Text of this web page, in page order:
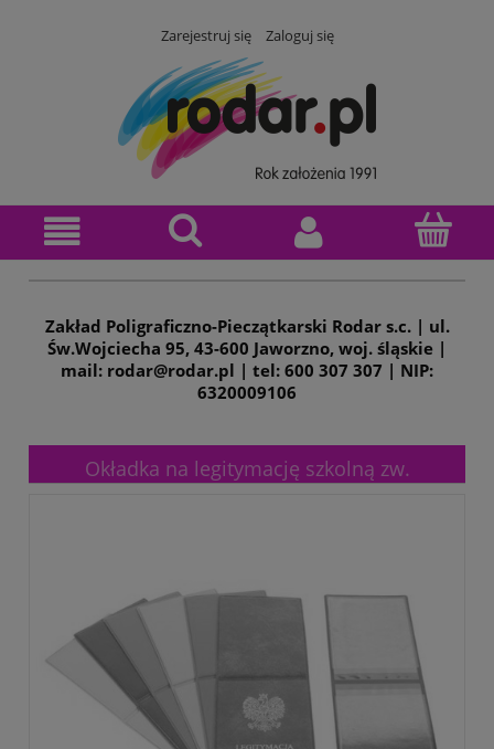
Zarejestruj się Zaloguj się
Zakład Poligraficzno-Pieczątkarski Rodar s.c. | ul.
Św.Wojciecha 95, 43-600 Jaworzno, woj. śląskie |
mail: rodar@rodar.pl | tel: 600 307 307 | NIP:
6320009106
Okładka na legitymację szkolną zw.